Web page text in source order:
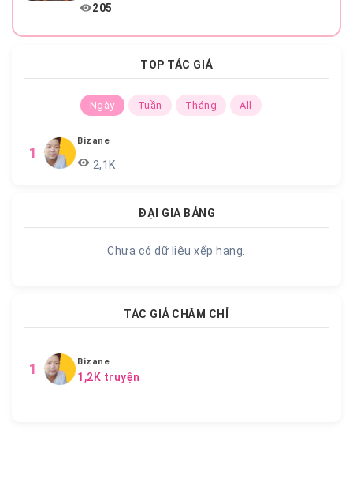
205
TOP TÁC GIẢ
Ngày Tuần Tháng All
1
Bizane
2,1K
ĐẠI GIA BẢNG
Chưa có dữ liệu xếp hạng.
TÁC GIẢ CHĂM CHỈ
1 Bizane
1,2K truyện